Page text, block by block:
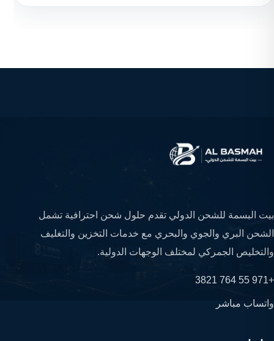
بيت البسمة للشحن الدولي تقدم حلول شحن احترافية تشمل
الشحن البري والجوي والبحري مع خدمات التخزين والتغليف
والتخليص الجمركي لمختلف الوجهات الدولية.
+971 55 764 3821
واتساب مباشر